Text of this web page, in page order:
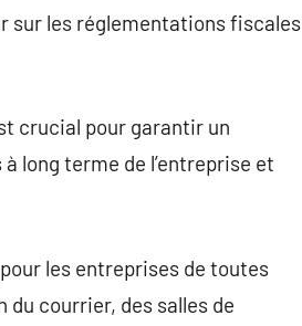
sur les réglementations fiscales
crucial pour garantir un
long terme de l’entreprise et
les entreprises de toutes
courrier, des salles de